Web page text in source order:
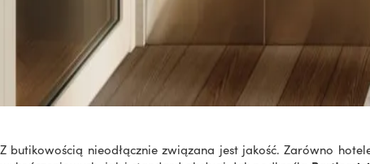
Z butikowością nieodłącznie związana jest jakość. Zarówno